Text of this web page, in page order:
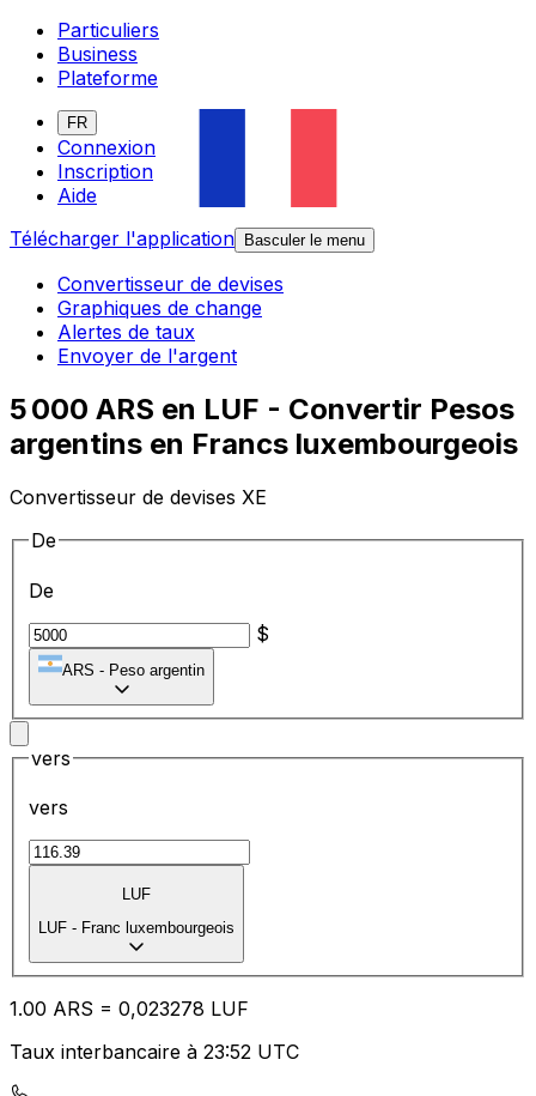
Particuliers
Business
Plateforme
FR
Connexion
Inscription
Aide
Télécharger l'application
Basculer le menu
Convertisseur de devises
Graphiques de change
Alertes de taux
Envoyer de l'argent
5 000 ARS en LUF - Convertir Pesos
argentins en Francs luxembourgeois
Convertisseur de devises XE
De
De
$
ARS - Peso argentin
vers
vers
LUF
LUF - Franc luxembourgeois
1.00 ARS = 0,023278 LUF
Taux interbancaire à 23:52 UTC